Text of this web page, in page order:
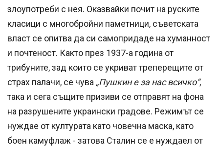
злоупотреби с нея. Оказвайки почит на руските
класици с многобройни паметници, съветската
власт се опитва да си самопридаде на хуманност
и почтеност. Както през 1937-а година от
трибуните, зад които се укриват треперещите от
страх палачи, се чува „Пушкин е за нас всичко“,
така и сега същите призиви се отправят на фона
на разрушените украински градове. Режимът се
нуждае от културата като човечна маска, като
боен камуфлаж - затова Сталин се е нуждаел от